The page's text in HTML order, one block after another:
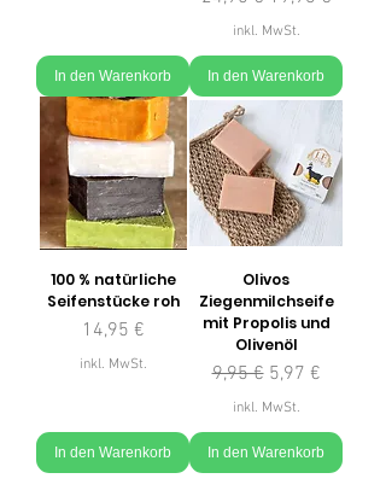
In den Warenkorb
inkl. MwSt.
In den Warenkorb
100 % natürliche
Seifenstücke roh
Preis
14,95 €
inkl. MwSt.
In den Warenkorb
Olivos
Ziegenmilchseife
mit Propolis und
Olivenöl
Standardpreis
9,95 € Sale-Preis
5,97 €
inkl. MwSt.
In den Warenkorb